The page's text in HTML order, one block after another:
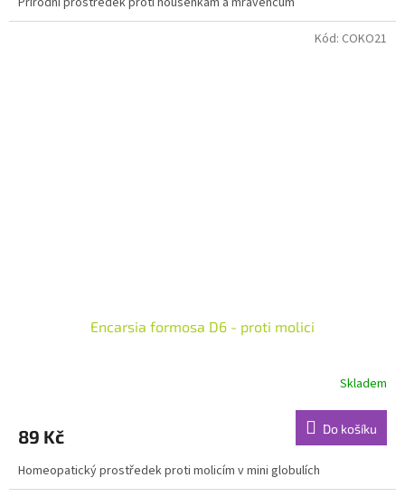
Encarsia formosa D6 - proti molici
Skladem
89 Kč Do košíku
Homeopatický prostředek proti molicím v mini globulích
Kód: COKO21